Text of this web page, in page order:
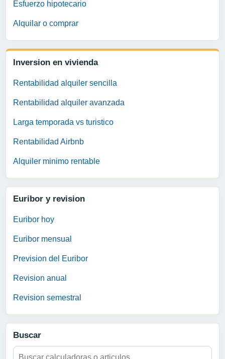
Esfuerzo hipotecario
Alquilar o comprar
Inversion en vivienda
Rentabilidad alquiler sencilla
Rentabilidad alquiler avanzada
Larga temporada vs turistico
Rentabilidad Airbnb
Alquiler minimo rentable
Euribor y revision
Euribor hoy
Euribor mensual
Prevision del Euribor
Revision anual
Revision semestral
Buscar
Buscar: